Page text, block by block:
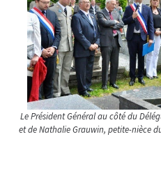
Le Président Général au côté du
et de Nathalie Grauwin, petite-nièce